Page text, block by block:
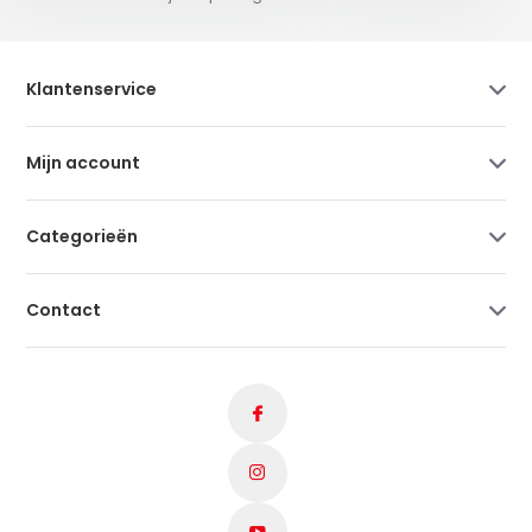
Klantenservice
Mijn account
Categorieën
Contact